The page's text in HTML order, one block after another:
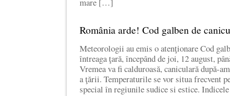
România arde! Cod galben de
Meteorologii au emis o atenţionare Cod
întreaga ţară, începând de joi, 12 august,
Vremea va fi calduroasă, caniculară după-
a ţării. Temperaturile se vor situa frecvent
special în regiunile sudice si estice.